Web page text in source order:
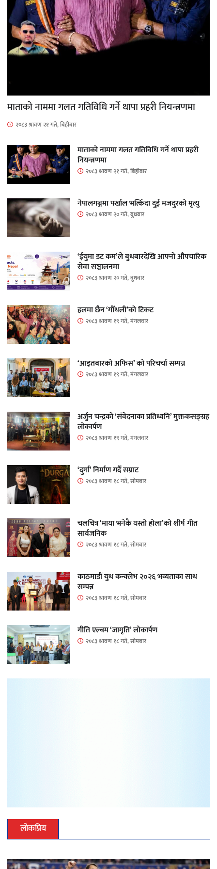
माताकाे नाममा गलत गतिविधि गर्ने थापा प्रहरी नियन्त्रणमा
२०८३ श्रावण २१ गते, बिहीबार
माताकाे नाममा गलत गतिविधि गर्ने थापा प्रहरी
नियन्त्रणमा
२०८३ श्रावण २१ गते, बिहीबार
नेपालगञ्जमा पर्खाल भत्किँदा दुई मजदुरको मृत्यु
२०८३ श्रावण २० गते, बुधबार
‘ईयुमा डट कम’ले बुधबारदेखि आफ्नो औपचारिक
सेवा सञ्चालनमा
२०८३ श्रावण २० गते, बुधबार
हलमा छैन ‘गौँथली’को टिकट
२०८३ श्रावण १९ गते, मंगलवार
‘आइतबारको अफिस’ को परिचर्चा सम्पन्न
२०८३ श्रावण १९ गते, मंगलवार
अर्जुन चन्द्रको ‘संवेदनाका प्रतिध्वनि’ मुक्तकसङ्ग्रह
लोकार्पण
२०८३ श्रावण १९ गते, मंगलवार
‘दुर्गा’ निर्माण गर्दै सम्राट
२०८३ श्रावण १८ गते, सोमबार
चलचित्र ‘माया भनेकै यस्तो होला’को शीर्ष गीत
सार्वजनिक
२०८३ श्रावण १८ गते, सोमबार
काठमाडौं युथ कन्क्लेभ २०२६ भव्यताका साथ
सम्पन्न
२०८३ श्रावण १८ गते, सोमबार
गीति एल्बम ‘जागृति’ लोकार्पण
२०८३ श्रावण १८ गते, सोमबार
लोकप्रिय